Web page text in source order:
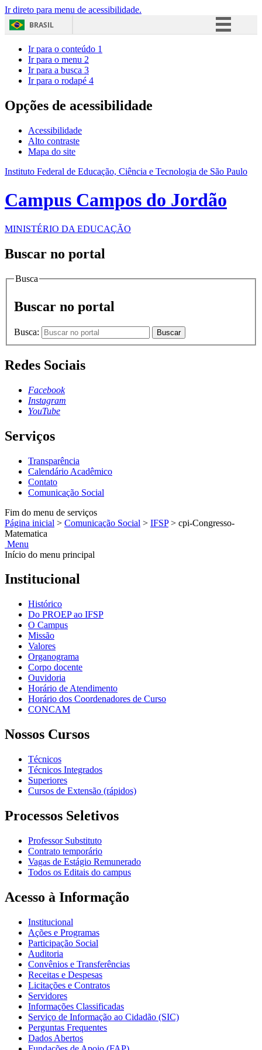
Ir direto para menu de acessibilidade.
BRASIL
Acesso à informação
Ir para o conteúdo 1
Ir para o menu 2
Ir para a busca 3
Ir para o rodapé 4
Opções de acessibilidade
Acessibilidade
Alto contraste
Mapa do site
Instituto Federal de Educação, Ciência e Tecnologia de São Paulo
Campus Campos do Jordão
MINISTÉRIO DA EDUCAÇÃO
Buscar no portal
Busca
Buscar no portal
Busca: Buscar
Redes Sociais
Facebook
Instagram
YouTube
Serviços
Transparência
Calendário Acadêmico
Contato
Comunicação Social
Fim do menu de serviços
Página inicial > Comunicação Social > IFSP > cpi-Congresso-
Matematica
Menu
Início do menu principal
Institucional
Histórico
Do PROEP ao IFSP
O Campus
Missão
Valores
Organograma
Corpo docente
Ouvidoria
Horário de Atendimento
Horário dos Coordenadores de Curso
CONCAM
Nossos Cursos
Técnicos
Técnicos Integrados
Superiores
Cursos de Extensão (rápidos)
Processos Seletivos
Professor Substituto
Contrato temporário
Vagas de Estágio Remunerado
Todos os Editais do campus
Acesso à Informação
Institucional
Ações e Programas
Participação Social
Auditoria
Convênios e Transferências
Receitas e Despesas
Licitações e Contratos
Servidores
Informações Classificadas
Serviço de Informação ao Cidadão (SIC)
Perguntas Frequentes
Dados Abertos